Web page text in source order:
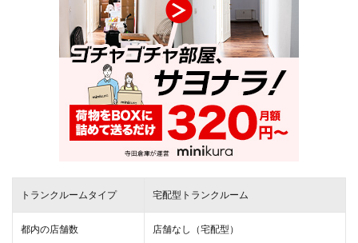
トランクルームタイプ 宅配型トランクルーム
都内の店舗数 店舗なし（宅配型）